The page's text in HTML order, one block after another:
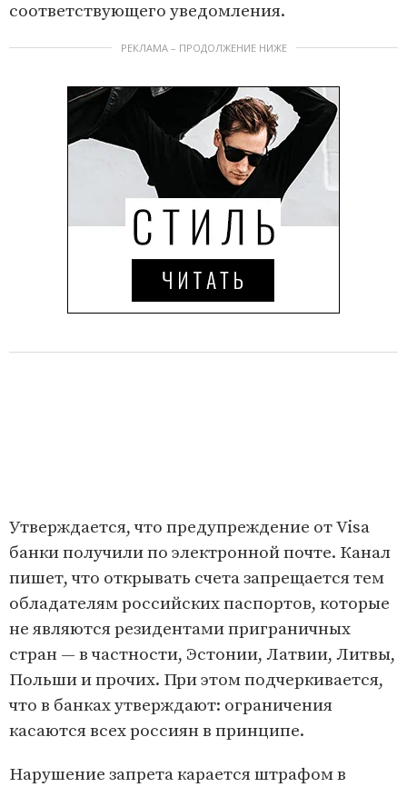
соответствующего уведомления.
РЕКЛАМА – ПРОДОЛЖЕНИЕ НИЖЕ
Утверждается, что предупреждение от Visa
банки получили по электронной почте. Канал
пишет, что открывать счета запрещается тем
обладателям российских паспортов, которые
не являются резидентами приграничных
стран — в частности, Эстонии, Латвии, Литвы,
Польши и прочих. При этом подчеркивается,
что в банках утверждают: ограничения
касаются всех россиян в принципе.
Нарушение запрета карается штрафом в